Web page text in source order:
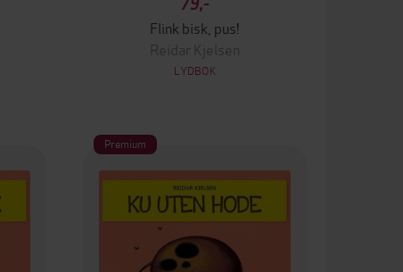
Flink bisk, pus!
Reidar Kjelsen
LYDBOK
Premium